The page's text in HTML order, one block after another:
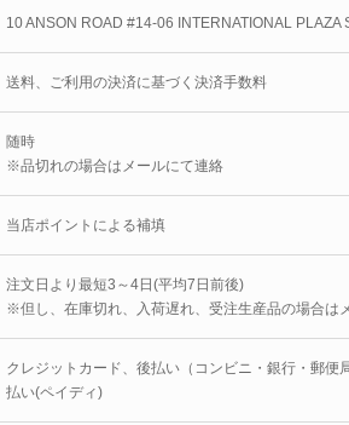
10 ANSON ROAD #14-06 INTERNATIONAL PLAZA
送料、ご利用の決済に基づく決済手数料
随時
※品切れの場合はメールにて連絡
当店ポイントによる補填
注文日より最短3～4日(平均7日前後)
※但し、在庫切れ、入荷遅れ、受注生産品の場合は
クレジットカード、後払い（コンビニ・銀行・郵便
払い(ペイディ)